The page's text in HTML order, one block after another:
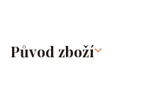
Původ zboží